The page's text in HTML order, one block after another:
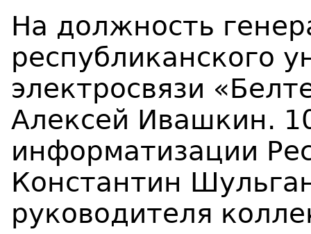
На должность
республиканского
электросвязи
Алексей Ивашкин.
информатизации
Константин
руководителя